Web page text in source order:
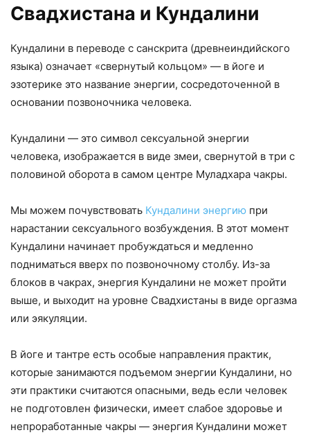
Свадхистана и Кундалини
Кундалини в переводе с санскрита (древнеиндийского
языка) означает «свернутый кольцом» — в йоге и
эзотерике это название энергии, сосредоточенной в
основании позвоночника человека.
Кундалини — это символ сексуальной энергии
человека, изображается в виде змеи, свернутой в три с
половиной оборота в самом центре Муладхара чакры.
Мы можем почувствовать Кундалини энергию при
нарастании сексуального возбуждения. В этот момент
Кундалини начинает пробуждаться и медленно
подниматься вверх по позвоночному столбу. Из-за
блоков в чакрах, энергия Кундалини не может пройти
выше, и выходит на уровне Свадхистаны в виде оргазма
или эякуляции.
В йоге и тантре есть особые направления практик,
которые занимаются подъемом энергии Кундалини, но
эти практики считаются опасными, ведь если человек
не подготовлен физически, имеет слабое здоровье и
непроработанные чакры — энергия Кундалини может